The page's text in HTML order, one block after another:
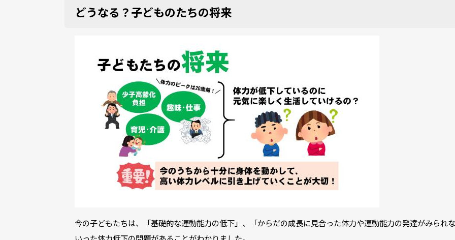
どうなる？子どものたちの将来
今の子どもたちは、「基礎的な運動能力の低下」、「からだの成長に見合った体力や運動能力の発達がみられ